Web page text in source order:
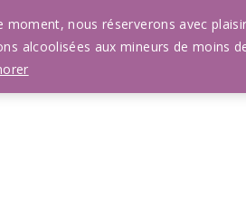
nous réserverons avec
aux mineurs de moins de